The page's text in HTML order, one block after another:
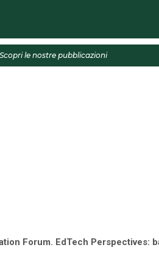
Scopri le nostre pubblicazioni
Forum. EdTech Perspectives: